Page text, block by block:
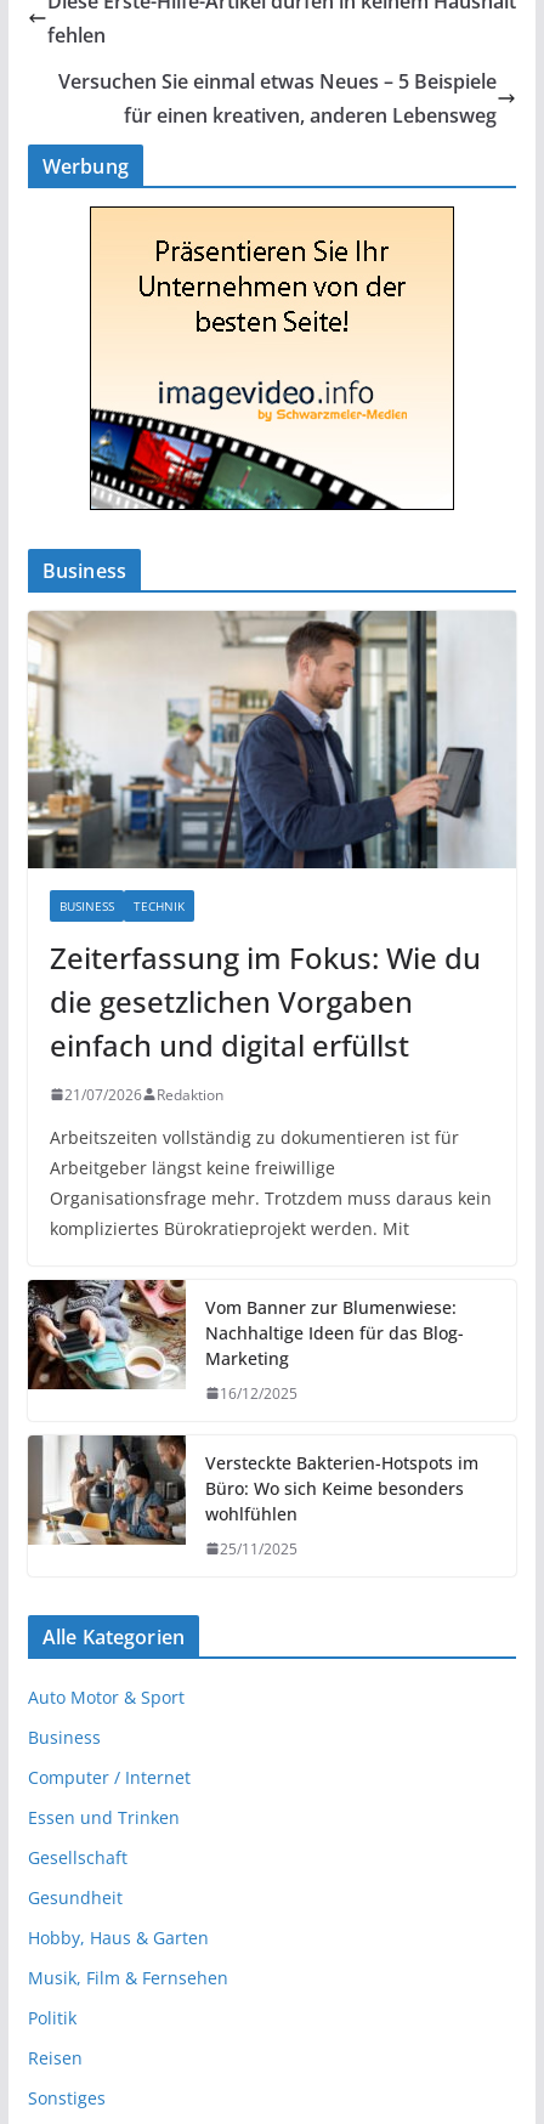
fehlen
Versuchen Sie einmal etwas Neues – 5 Beispiele
für einen kreativen, anderen Lebensweg
Werbung
Business
BUSINESS TECHNIK
Zeiterfassung im Fokus: Wie du
die gesetzlichen Vorgaben
einfach und digital erfüllst
21/07/2026 Redaktion
Arbeitszeiten vollständig zu dokumentieren ist für
Arbeitgeber längst keine freiwillige
Organisationsfrage mehr. Trotzdem muss daraus kein
kompliziertes Bürokratieprojekt werden. Mit
Vom Banner zur Blumenwiese:
Nachhaltige Ideen für das Blog-
Marketing
16/12/2025
Versteckte Bakterien-Hotspots im
Büro: Wo sich Keime besonders
wohlfühlen
25/11/2025
Alle Kategorien
Auto Motor & Sport
Business
Computer / Internet
Essen und Trinken
Gesellschaft
Gesundheit
Hobby, Haus & Garten
Musik, Film & Fernsehen
Politik
Reisen
Sonstiges